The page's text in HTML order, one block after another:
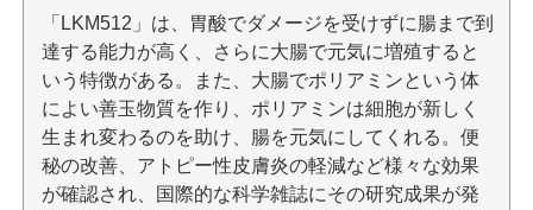
「LKM512」は、胃酸でダメージを受けずに腸まで到
達する能力が高く、さらに大腸で元気に増殖すると
いう特徴がある。また、大腸でポリアミンという体
によい善玉物質を作り、ポリアミンは細胞が新しく
生まれ変わるのを助け、腸を元気にしてくれる。便
秘の改善、アトピー性皮膚炎の軽減など様々な効果
が確認され、国際的な科学雑誌にその研究成果が発